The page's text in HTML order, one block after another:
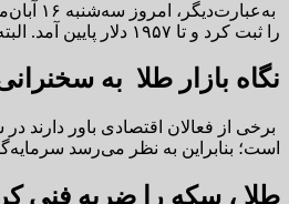
را ثبت کرد و تا ۱۹۵۷ دلار پایین آمد. البته عصر امروز قیمت جهانی طلا در حدود ۱۹۶۱ دلار بود که نسبت به‌روز قبل تقریباً ۱۹ دلار کاهش را نشان می‌دهد.
نگاه بازار طلا به
برخی از فعالان اقتصادی باور دارند
است؛ بنابراین به نظر می‌رسد
طلا ، سکه را ضربه فنی